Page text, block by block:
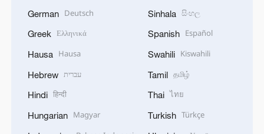
German Deutsch
Greek Ελληνικά
Hausa Hausa
Hebrew עברית
Hindi हिन्दी
Hungarian Magyar
Sinhala සිංහල
Spanish Español
Swahili Kiswahili
Tamil தமிழ்
Thai ไทย
Turkish Türkçe